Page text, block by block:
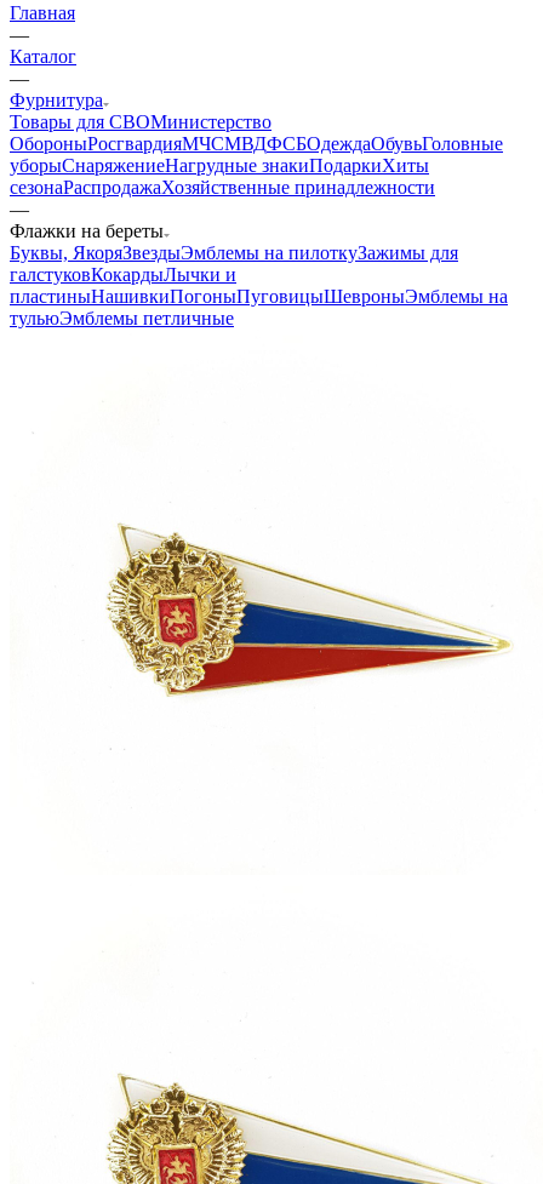
Главная
—
Каталог
—
Фурнитура
Товары для СВОМинистерство
ОбороныРосгвардияМЧСМВДФСБОдеждаОбувьГоловные
уборыСнаряжениеНагрудные знакиПодаркиХиты
сезонаРаспродажаХозяйственные принадлежности
—
Флажки на береты
Буквы, ЯкоряЗвездыЭмблемы на пилоткуЗажимы для
галстуковКокардыЛычки и
пластиныНашивкиПогоныПуговицыШевроныЭмблемы на
тульюЭмблемы петличные